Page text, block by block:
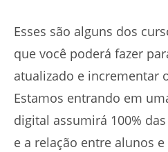
Esses são alguns dos
que você poderá fazer
atualizado e incrementar
Estamos entrando em
digital assumirá 100%
e a relação entre alunos